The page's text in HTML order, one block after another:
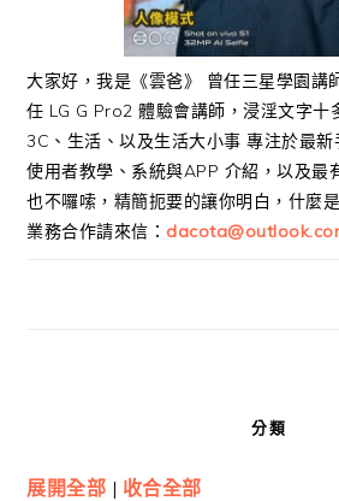
大家好，我是《雲爸》 曾任三星學園講
任 LG G Pro2 體驗會講師，浸淫文字十
3C、生活、以及生活大小事 專注於最
使用者教學、系統與APP 介紹，以及最
也不囉嗦，精簡扼要的讓你明白，什麼是
業務合作請來信：
分類
展開全部 | 收合全部